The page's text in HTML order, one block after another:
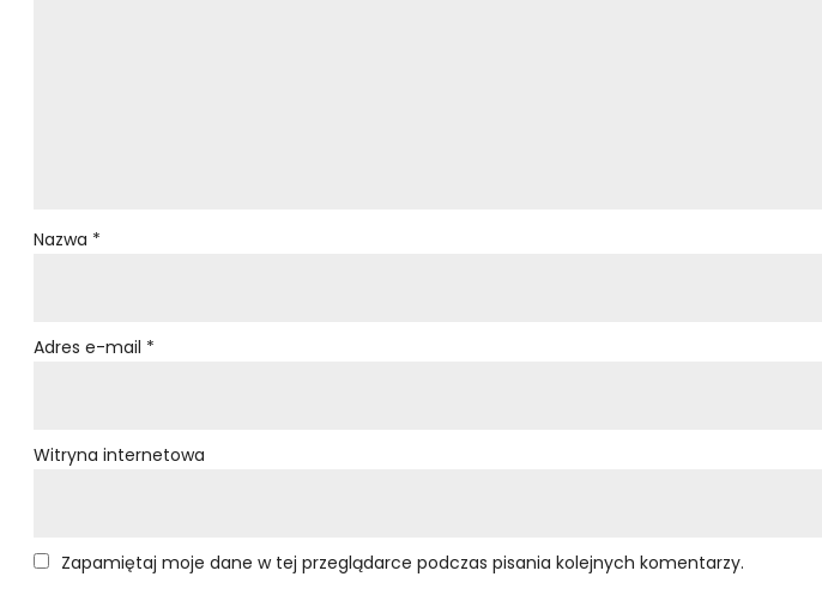
Nazwa *
Adres e-mail *
Witryna internetowa
Zapamiętaj moje dane w tej przeglądarce podczas pisania kolejnych komentarzy.